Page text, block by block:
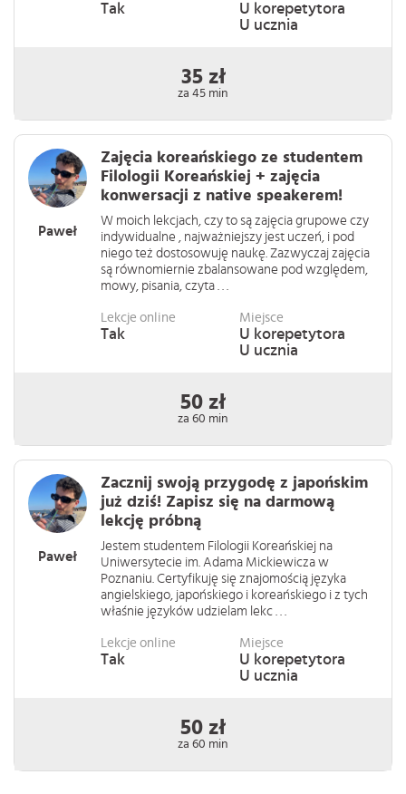
Tak
U korepetytora
U ucznia
35 zł
za 45 min
Paweł
Zajęcia koreańskiego ze studentem
Filologii Koreańskiej + zajęcia
konwersacji z native speakerem!
W moich lekcjach, czy to są zajęcia grupowe czy
indywidualne , najważniejszy jest uczeń, i pod
niego też dostosowuję naukę. Zazwyczaj zajęcia
są równomiernie zbalansowane pod względem,
mowy, pisania, czyta . . .
Lekcje online
Tak
Miejsce
U korepetytora
U ucznia
50 zł
za 60 min
Paweł
Zacznij swoją przygodę z japońskim
już dziś! Zapisz się na darmową
lekcję próbną
Jestem studentem Filologii Koreańskiej na
Uniwersytecie im. Adama Mickiewicza w
Poznaniu. Certyfikuję się znajomością języka
angielskiego, japońskiego i koreańskiego i z tych
właśnie języków udzielam lekc . . .
Lekcje online
Tak
Miejsce
U korepetytora
U ucznia
50 zł
za 60 min